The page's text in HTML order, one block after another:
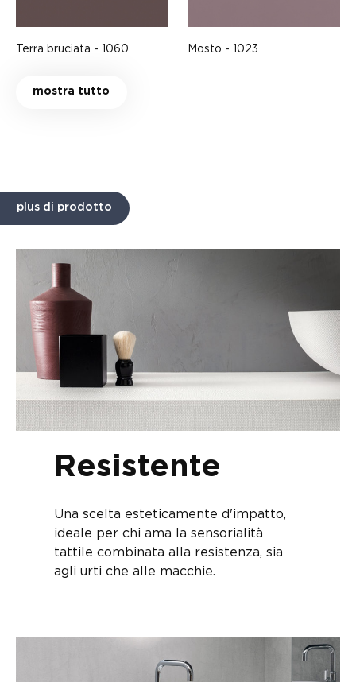
Terra bruciata - 1060 Mosto - 1023
mostra tutto
plus di prodotto
Resistente
Una scelta esteticamente d'impatto,
ideale per chi ama la sensorialità
tattile combinata alla resistenza, sia
agli urti che alle macchie.